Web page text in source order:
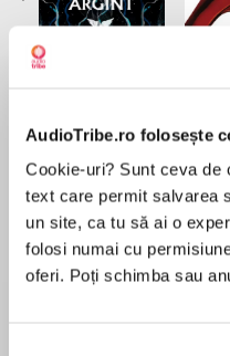
AudioTribe.ro folosește
Cookie-uri? Sunt ceva de
text care permit salvarea
un site, ca tu să ai o
folosi numai cu
oferi. Poți schimba sau
de...
Dani Francis
Desprecarte
How well do you